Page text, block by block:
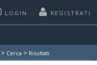
LOGIN REGISTRATI
> Cerca > Risultati